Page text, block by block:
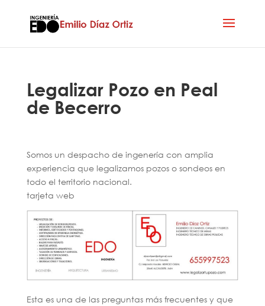
Legalizar Pozo en Peal
de Becerro
Somos un despacho de ingenería con amplia
experiencia que legalizamos pozos o sondeos en
todo el territorio nacional.
tarjeta web
Esta es una de las preguntas más frecuentes y que